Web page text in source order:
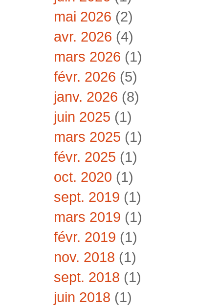
mai 2026 (2)
avr. 2026 (4)
mars 2026 (1)
févr. 2026 (5)
janv. 2026 (8)
juin 2025 (1)
mars 2025 (1)
févr. 2025 (1)
oct. 2020 (1)
sept. 2019 (1)
mars 2019 (1)
févr. 2019 (1)
nov. 2018 (1)
sept. 2018 (1)
juin 2018 (1)